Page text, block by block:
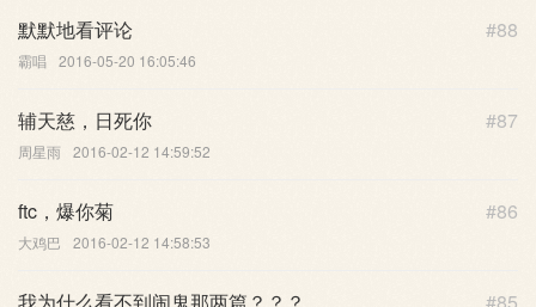
#88
默默地看评论
霸唱 2016-05-20 16:05:46
#87
辅天慈，日死你
周星雨 2016-02-12 14:59:52
#86
ftc，爆你菊
大鸡巴 2016-02-12 14:58:53
#85
我为什么看不到闹鬼那两篇？？？